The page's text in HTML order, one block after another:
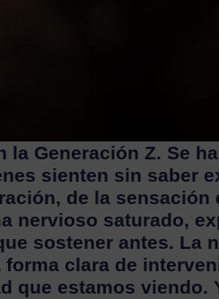
Generación Z. Se
sienten sin saber
de la sensación
nervioso saturado,
sostener antes. La
clara de
que estamos viendo.